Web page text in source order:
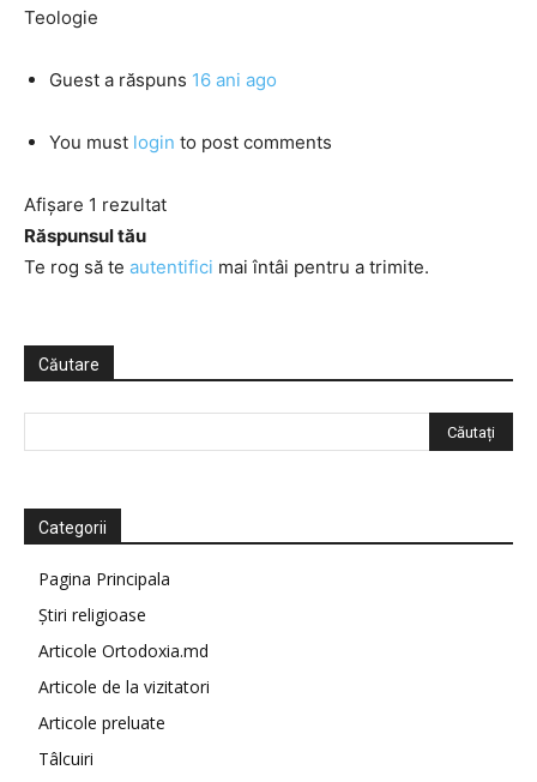
Teologie
Guest a răspuns 16 ani ago
You must login to post comments
Afișare 1 rezultat
Răspunsul tău
Te rog să te autentifici mai întâi pentru a trimite.
Căutare
Categorii
Pagina Principala
Știri religioase
Articole Ortodoxia.md
Articole de la vizitatori
Articole preluate
Tâlcuiri